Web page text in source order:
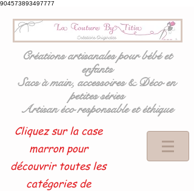
904573893497777
Créations artisanales pour bébé et
enfants
Sacs à main, accessoires & Déco en
petites séries
Artisan éco responsable et éthique
Cliquez sur la case
marron pour
découvrir toutes les
catégories de